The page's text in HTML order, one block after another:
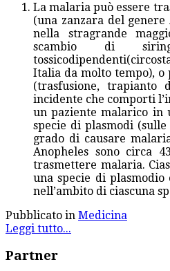
La malaria può essere
(una zanzara del genere
nella stragrande
scambio di
Italia da molto tempo), o
(trasfusione, trapianto
incidente che comporti
un paziente malarico in
specie di plasmodi
grado di causare
Anopheles sono circa
trasmettere malaria.
una specie di plasmodio
nell’ambito di ciascuna
Pubblicato in Medicina
Leggi tutto...
Partner